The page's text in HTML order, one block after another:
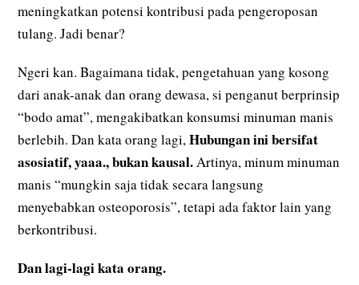
meningkatkan potensi kontribusi pada pengeroposan
tulang. Jadi benar?
Ngeri kan. Bagaimana tidak, pengetahuan yang kosong
dari anak-anak dan orang dewasa, si penganut berprinsip
“bodo amat”, mengakibatkan konsumsi minuman manis
berlebih. Dan kata orang lagi,Hubungan ini bersifat
asosiatif, yaaa., bukan kausal.Artinya, minum minuman
manis “mungkin saja tidak secara langsung
menyebabkan osteoporosis”, tetapi ada faktor lain yang
berkontribusi.
Dan lagi-lagi kata orang.